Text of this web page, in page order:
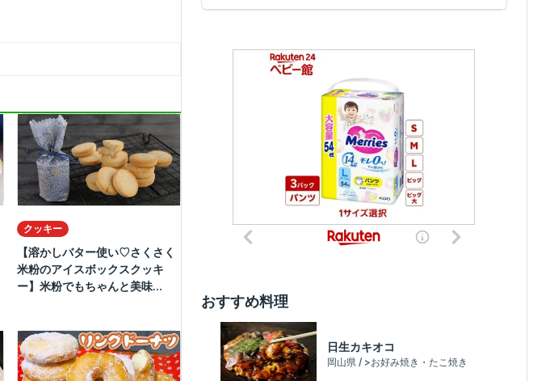
クッキー
【溶かしバター使い♡さくさく
米粉のアイスボックスクッキ
ー】米粉でもちゃんと美味...
おすすめ料理
日生カキオコ
岡山県 / >お好み焼き・たこ焼き